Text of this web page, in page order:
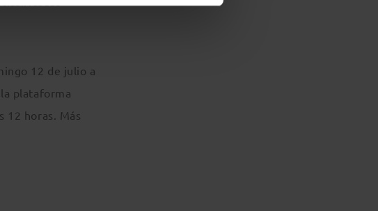
12 de julio a
plataforma
12 horas. Más